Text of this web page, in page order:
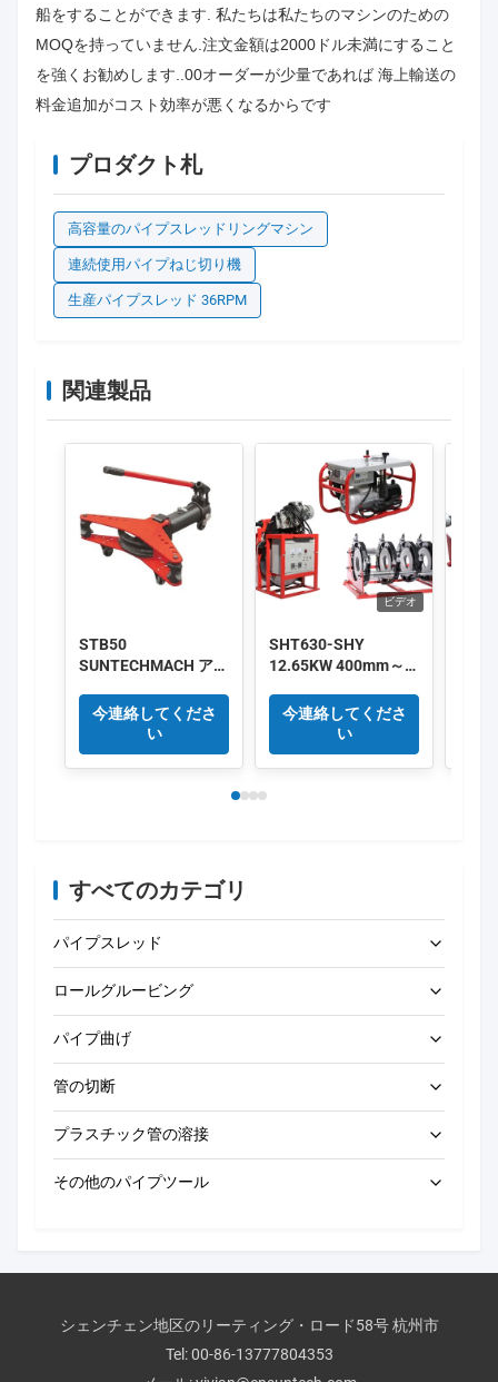
船をすることができます. 私たちは私たちのマシンのための
MOQを持っていません.注文金額は2000ドル未満にすること
を強くお勧めします..00オーダーが少量であれば 海上輸送の
料金追加がコスト効率が悪くなるからです
プロダクト札
高容量のパイプスレッドリングマシン
連続使用パイプねじ切り機
生産パイプスレッド 36RPM
関連製品
STB50
SUNTECHMACH アル
のバンド 1/2′′-2′′
今連絡してくださ
い
ビデオ
SHT630-SHY
12.65KW 400mm～
融着機 380V サプラ
今連絡してくださ
い
すべてのカテゴリ
パイプスレッド
電動パイプスレッド加工機
ポータブルパイプスレッダー
ロールグルービング
電動ロールグルービングマシン
オートマティックロールグルーブ機械
手動ロールグルーバー
パイプ曲げ
電気管のベンダー
手動パイプベンダー
管の切断
電動パイプ切断機
パイプ穴開け機
プラスチック管の溶接
バット・フュージョン・マシン
エレクトロフュージョンマシン
手動バット溶接機
その他のパイプツール
排水清掃機
パイプ面取り機
シェンチェン地区のリーティング・ロード58号 杭州市
Tel:00-86-13777804353